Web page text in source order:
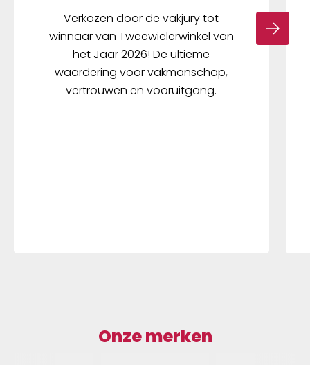
Verkozen door de vakjury tot
winnaar van Tweewielerwinkel van
het Jaar 2026! De ultieme
waardering voor vakmanschap,
vertrouwen en vooruitgang.
Onze merken